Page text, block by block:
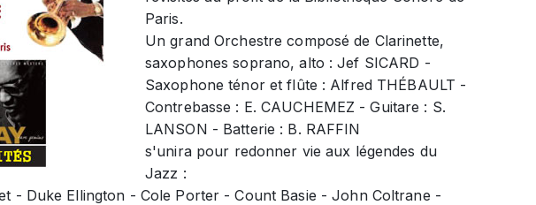
Paris.
Un grand Orchestre composé de Clarinette,
saxophones soprano, alto : Jef SICARD -
Saxophone ténor et flûte : Alfred THÉBAULT -
Contrebasse : E. CAUCHEMEZ - Guitare : S.
LANSON - Batterie : B. RAFFIN
s'unira pour redonner vie aux légendes du
Jazz :
- Duke Ellington - Cole Porter - Count Basie - John Coltrane -